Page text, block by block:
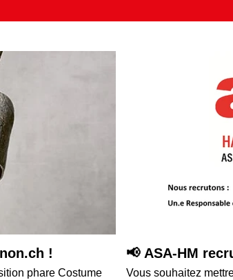
!
phare Costume
📢 ASA-HM
Vous souhaitez